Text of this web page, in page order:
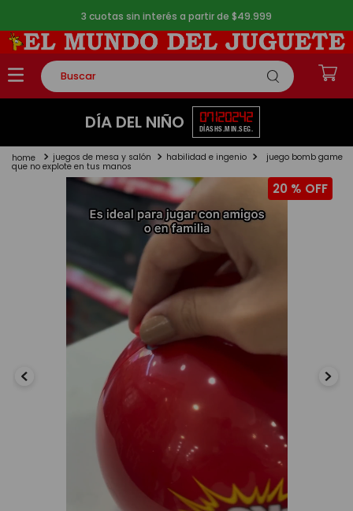
3 cuotas sin interés a partir de $49.999
Buscar
TÉRMINOS MÁS BUSCADOS
2.
lego
monopatin
DÍA DEL NIÑO 07
DÍAS
12
HS.
02
MIN.
42
SEG.
juegos de mesa y salón habilidad e ingenio juego bomb game
que no explote en tus manos
20 %